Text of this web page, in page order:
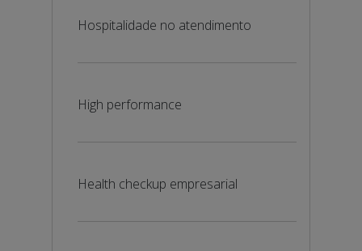
Hospitalidade no atendimento
High performance
Health checkup empresarial